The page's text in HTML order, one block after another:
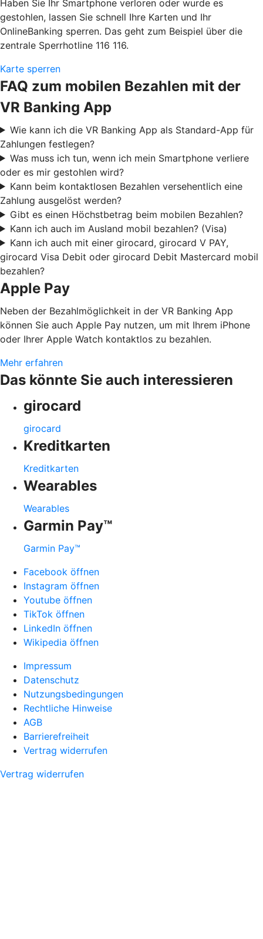
Haben Sie Ihr Smartphone verloren oder wurde es
gestohlen, lassen Sie schnell Ihre Karten und Ihr
OnlineBanking sperren. Das geht zum Beispiel über die
zentrale Sperrhotline 116 116.
Karte sperren
FAQ zum mobilen Bezahlen mit der
VR Banking App
Wie kann ich die VR Banking App als Standard-App für
Zahlungen festlegen?
Was muss ich tun, wenn ich mein Smartphone verliere
oder es mir gestohlen wird?
Kann beim kontaktlosen Bezahlen versehentlich eine
Zahlung ausgelöst werden?
Gibt es einen Höchstbetrag beim mobilen Bezahlen?
Kann ich auch im Ausland mobil bezahlen? (Visa)
Kann ich auch mit einer girocard, girocard V PAY,
girocard Visa Debit oder girocard Debit Mastercard mobil
bezahlen?
Apple Pay
Neben der Bezahlmöglichkeit in der VR Banking App
können Sie auch Apple Pay nutzen, um mit Ihrem iPhone
oder Ihrer Apple Watch kontaktlos zu bezahlen.
Mehr erfahren
Das könnte Sie auch interessieren
girocard
girocard
Kreditkarten
Kreditkarten
Wearables
Wearables
Garmin Pay™
Garmin Pay™
Facebook öffnen
Instagram öffnen
Youtube öffnen
TikTok öffnen
LinkedIn öffnen
Wikipedia öffnen
Impressum
Datenschutz
Nutzungsbedingungen
Rechtliche Hinweise
AGB
Barrierefreiheit
Vertrag widerrufen
Vertrag widerrufen